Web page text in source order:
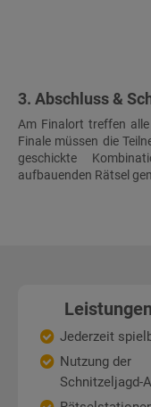
3. Abschluss &
Am Finalort treffen
Finale müssen die
geschickte
aufbauenden Rätsel
Leistungen
Jederzeit
Nutzung der
Schnitzeljagd-